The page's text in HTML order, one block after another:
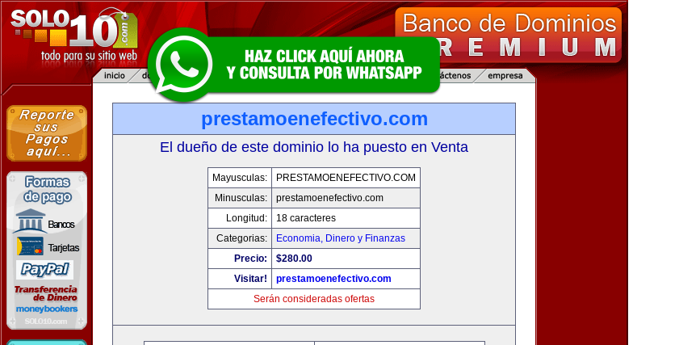
prestamoenefectivo.com
El dueño de este dominio lo ha puesto en Venta
Mayusculas:
PRESTAMOENEFECTIVO.COM
Minusculas:
prestamoenefectivo.com
Longitud:
18 caracteres
Categorias:
Economia, Dinero y Finanzas
Precio:
$280.00
Visitar!
prestamoenefectivo.com
Serán consideradas ofertas